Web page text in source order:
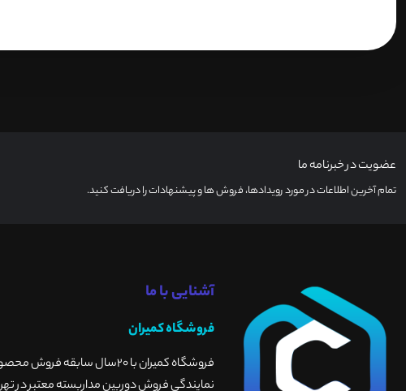
عضویت در خبرنامه ما
تمام آخرین اطلاعات در مورد رویدادها، فروش ها و پیشنهادات را دریافت کنید.
آشنایی با ما
فروشگاه کمیران
فروشگاه کمیران با ۲۰سال
نمایندگی فروش دوربین مداربسته معتبر در